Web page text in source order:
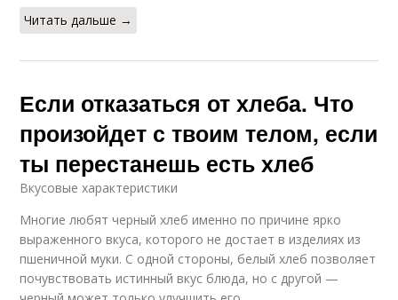
Читать дальше →
Если отказаться от хлеба. Что
произойдет с твоим телом, если
ты перестанешь есть хлеб
Вкусовые характеристики
Многие любят черный хлеб именно по причине ярко
выраженного вкуса, которого не достает в изделиях из
пшеничной муки. С одной стороны, белый хлеб позволяет
почувствовать истинный вкус блюда, но с другой —